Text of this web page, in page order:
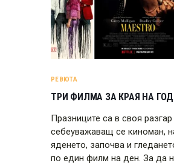
ЗА НАС
РЕВЮТА
ТРИ ФИЛМА ЗА КРАЯ НА
Празниците са в своя
себеуважаващ се киноман,
яденето, започва и
по един филм на ден. За да